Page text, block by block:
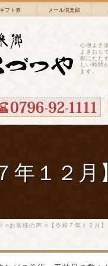
ギフト券 メール倶楽部
心地よき
よきおも
鄙にたた
しい時間
ます。
７年１２
>お客様の声 >【令和７年１２月